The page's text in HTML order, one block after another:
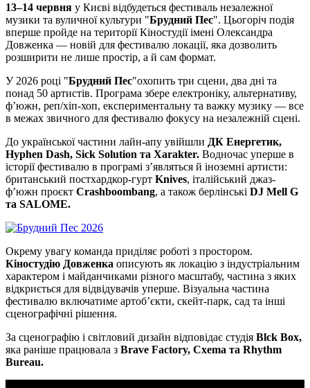
13–14 червня у Києві відбудеться фестиваль незалежної
музики та вуличної культури "Брудний Пес". Цьогоріч подія
вперше пройде на території Кіностудії імені Олександра
Довженка — новій для фестивалю локації, яка дозволить
розширити не лише простір, а й сам формат.
У 2026 році "Брудний Пес"охопить три сцени, два дні та
понад 50 артистів. Програма збере електроніку, альтернативу,
ф’южн, реп/хіп-хоп, експериментальну та важку музику — все
в межах звичного для фестивалю фокусу на незалежній сцені.
До української частини лайн-апу увійшли ДК Енергетик,
Hyphen Dash, Sick Solution та Xarakter. Водночас уперше в
історії фестивалю в програмі з’являться й іноземні артисти:
британський постхардкор-гурт Knives, італійський джаз-
ф’южн проєкт Crashboombang, а також берлінські DJ Mell G
та SALOME.
Окрему увагу команда приділяє роботі з простором.
Кіностудію Довженка описують як локацію з індустріальним
характером і майданчиками різного масштабу, частина з яких
відкриється для відвідувачів уперше. Візуальна частина
фестивалю включатиме артоб’єкти, скейт-парк, сад та інші
сценографічні рішення.
За сценографію і світловий дизайн відповідає студія Blck Box,
яка раніше працювала з Brave Factory, Cxema та Rhythm
Bureau.